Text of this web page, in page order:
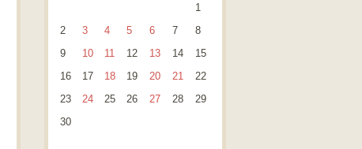
1
2
3 4 5 6 7
8
9
10 11 12 13 14
15
16
17 18 19 20 21
22
23
24 25 26 27 28
29
30